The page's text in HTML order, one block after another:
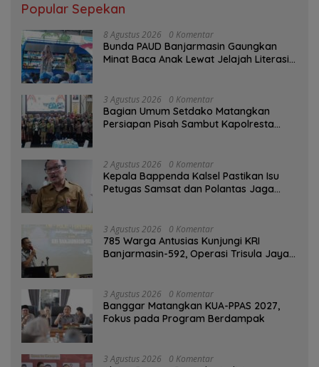
Popular Sepekan
8 Agustus 2026 0 Komentar
Bunda PAUD Banjarmasin Gaungkan
Minat Baca Anak Lewat Jelajah Literasi
3 Agustus 2026 0 Komentar
Bagian Umum Setdako Matangkan
Persiapan Pisah Sambut Kapolresta
2 Agustus 2026 0 Komentar
Kepala Bappenda Kalsel Pastikan Isu
Petugas Samsat dan Polantas Jaga
3 Agustus 2026 0 Komentar
785 Warga Antusias Kunjungi KRI
Banjarmasin-592, Operasi Trisula Jaya
3 Agustus 2026 0 Komentar
‎Banggar Matangkan KUA-PPAS 2027,
Fokus pada Program Berdampak
3 Agustus 2026 0 Komentar